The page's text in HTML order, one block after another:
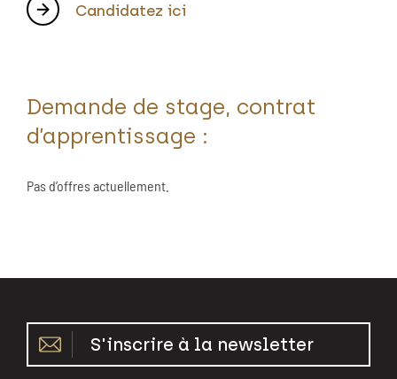
Candidatez ici
Demande de stage, contrat
d’apprentissage :
Pas d’offres actuellement.
S'inscrire à la newsletter